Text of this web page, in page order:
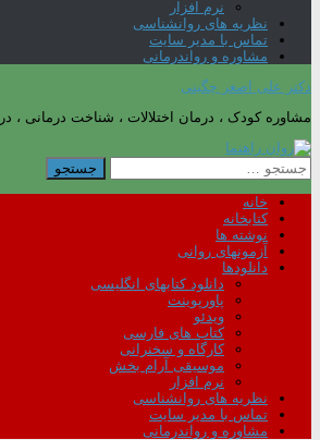
نرم افزار
نظریه های روانشناسی
تماس با مدیر سایت
مشاوره و رواندرمانی
دکتر علی اصغر چگینی
مشاوره کودک ، درمان اختلالات ، شناخت درمانی ،
جستجو
برای:
خانه
کتابخانه
نوشته ها
آزمونهای روانی
دانلودها
دانلود کتابهای انگلیسی
پاورپوینت
ویدئو
کتاب های فارسی
کارگاه و سخنرانی
موسیقی آرام بخش
نرم افزار
نظریه های روانشناسی
تماس با مدیر سایت
مشاوره و رواندرمانی